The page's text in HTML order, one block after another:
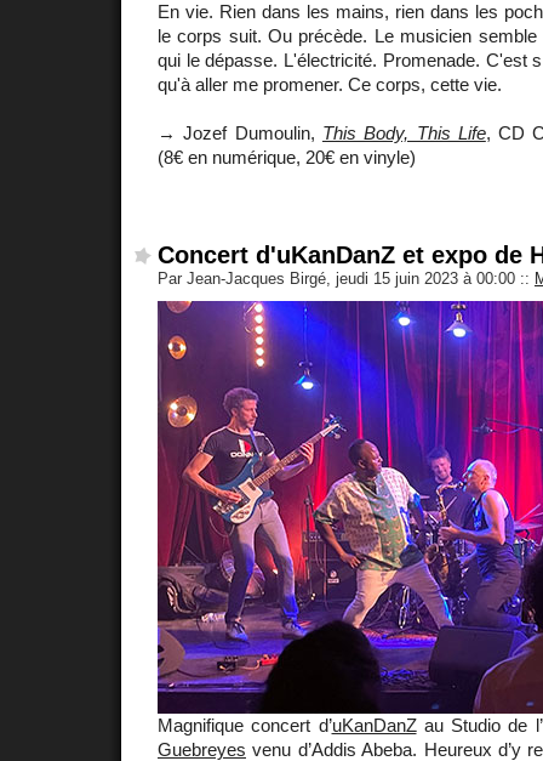
En vie. Rien dans les mains, rien dans les
le corps suit. Ou précède. Le musicien semble
qui le dépasse. L'électricité. Promenade. C'est
qu'à aller me promener. Ce corps, cette vie.
→ Jozef Dumoulin, This Body, This Life, CD
(8€ en numérique, 20€ en vinyle)
Concert d'uKanDanZ et expo de
Par Jean-Jacques Birgé, jeudi 15 juin 2023 à 00:00 ::
Magnifique concert d’uKanDanZau Studio de
Guebreyes venu d’Addis Abeba. Heureux d’y